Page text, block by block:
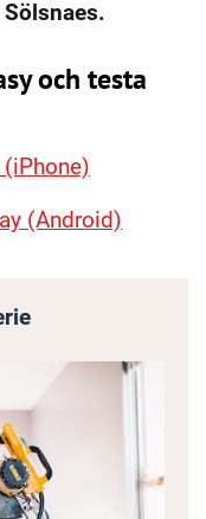
och testa
(Android)